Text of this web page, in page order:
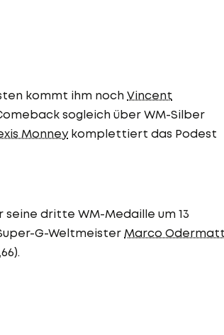
kommt ihm noch Vincent
sogleich über WM-Silber
Monneykomplettiert das Podest
seine dritte WM-Medaille um 13
G-Weltmeister Marco